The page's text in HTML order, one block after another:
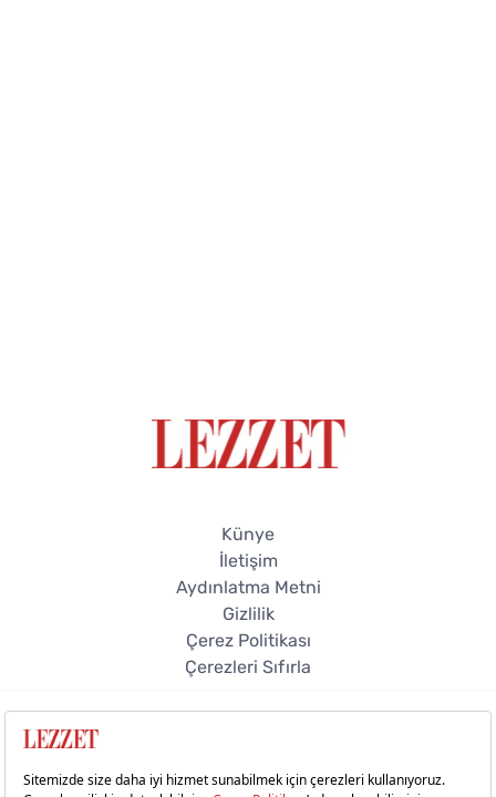
Künye
İletişim
Aydınlatma Metni
Gizlilik
Çerez Politikası
Çerezleri Sıfırla